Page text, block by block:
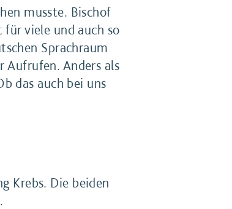
musste. Bischof
viele und auch so
Sprachraum
Anders als
das auch bei uns
Krebs. Die beiden